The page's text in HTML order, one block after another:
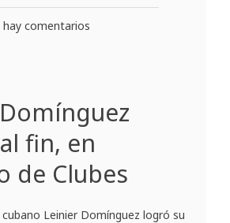
hay comentarios
fin, en
de Clubes
Leinier Domínguez logró su